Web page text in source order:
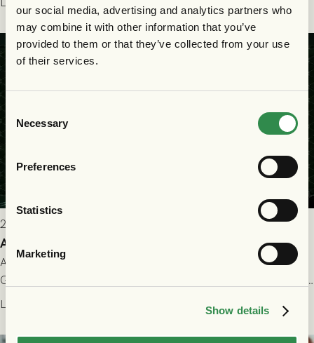
our social media, advertising and analytics partners who
may combine it with other information that you’ve
provided to them or that they’ve collected from your use
of their services.
Selection
Necessary
Preferences
Statistics
Marketing
Show details
matchen:
2026-07-22 9:00
Allt du behöver veta inför GAIS - FC Nordsjælland
All evenemangsinformation du kan behöva inför ditt besök på
Gamla Ullevi och matchen mellan GAIS och FC Nordsjælland i
kvalet till Conference League! Avspark kl 19.00 på torsdag
Läs mer